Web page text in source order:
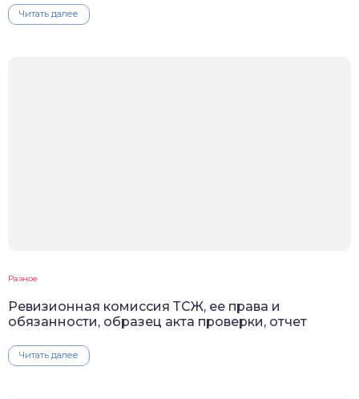
Читать далее
Разное
Ревизионная комиссия ТСЖ, ее права и
обязанности, образец акта проверки, отчет
Читать далее